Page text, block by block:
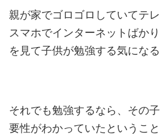
親が家でゴロゴロしていてテ
スマホでインターネットばか
を見て子供が勉強する気になる
それでも勉強するなら、その
要性がわかっていたというこ